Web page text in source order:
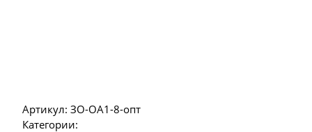
Артикул: ЗО-ОА1-8-опт
Категории: